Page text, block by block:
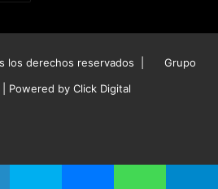
los derechos reservados |
Grupo
Powered by Click Digital